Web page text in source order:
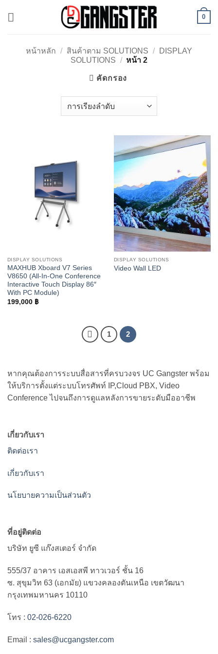
0
หน้าหลัก / สินค้าตาม SOLUTIONS /
DISPLAY
SOLUTIONS / หน้า 2
คัดกรอง
DISPLAY SOLUTIONS
MAXHUB Xboard V7 Series
V8650 (All-In-One Conference
Interactive Touch Display 86″
With PC Module)
199,000 ฿
DISPLAY SOLUTIONS
Video Wall LED
1 2
หากคุณต้องการระบบสื่อสารที่ครบวงจร UC Gangster พร้อม
ให้บริการตั้งแต่ระบบโทรศัพท์ IP,Cloud PBX, Video
Conference ไปจนถึงการดูแลหลังการขายระดับมืออาชีพ
เกี่ยวกับเรา
ติดต่อเรา
เกี่ยวกับเรา
นโยบายความเป็นส่วนตัว
ที่อยู่ติดต่อ
บริษัท ยูซี แก๊งสเตอร์ จำกัด
555/37 อาคาร เอสเอสพี ทาวเวอร์ ชั้น 16
ซ. สุขุมวิท 63 (เอกมัย) แขวงคลองตันเหนือ เขตวัฒนา
กรุงเทพมหานคร 10110
โทร : 02-026-6220
Email : sales@ucgangster.com